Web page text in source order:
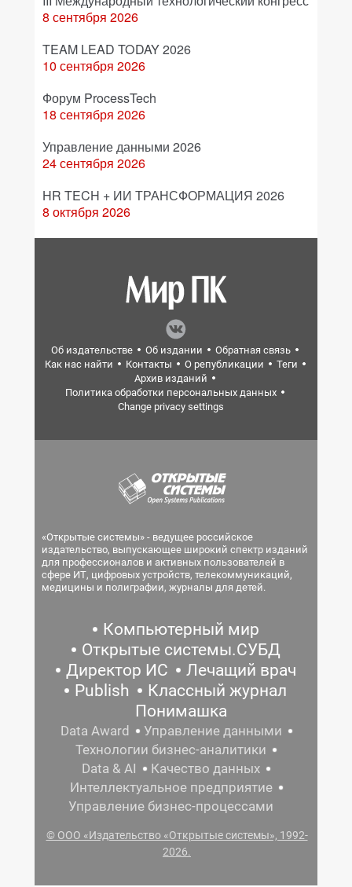
8 сентября 2026
TEAM LEAD TODAY 2026
10 сентября 2026
Форум ProcessTech
18 сентября 2026
Управление данными 2026
24 сентября 2026
HR TECH + ИИ ТРАНСФОРМАЦИЯ 2026
8 октября 2026
Об издательстве Об издании
Обратная связь
Как нас найти
Контакты О републикации
Теги
Архив изданий
Политика обработки персональных данных
Change privacy settings
«Открытые системы» - ведущее российское
издательство, выпускающее широкий спектр изданий
для профессионалов и активных пользователей в
сфере ИТ, цифровых устройств, телекоммуникаций,
медицины и полиграфии, журналы для детей.
Компьютерный мир
Открытые системы.СУБД
Директор ИС
Лечащий врач
Publish
Классный журнал
Понимашка
Data Award
Управление данными
Технологии бизнес-аналитики
Data & AI
Качество данных
Интеллектуальное предприятие
Управление бизнес-процессами
© ООО «Издательство «Открытые системы», 1992-
2026.